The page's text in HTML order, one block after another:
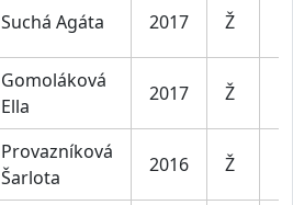
Suchá Agáta 2017 Ž
Gomoláková
Ella
2017 Ž
Provazníková
Šarlota
2016 Ž